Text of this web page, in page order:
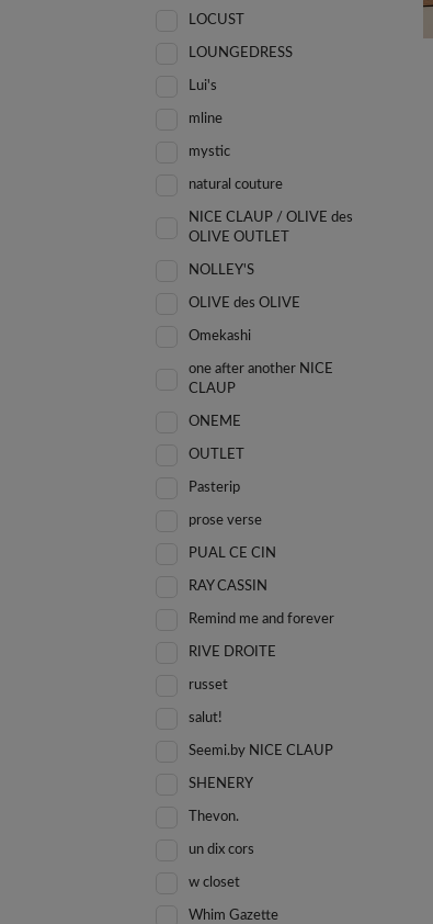
LOCUST
LOUNGEDRESS
Lui's
mline
mystic
natural couture
NICE CLAUP / OLIVE des
OLIVE OUTLET
NOLLEY'S
OLIVE des OLIVE
Omekashi
one after another NICE
CLAUP
ONEME
OUTLET
Pasterip
prose verse
PUAL CE CIN
RAY CASSIN
Remind me and forever
RIVE DROITE
russet
salut!
Seemi.by NICE CLAUP
SHENERY
Thevon.
un dix cors
w closet
Whim Gazette